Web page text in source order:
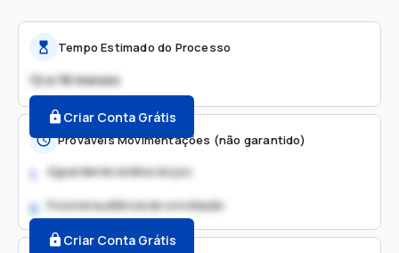
Tempo Estimado do Processo
12 a 18 meses
Criar Conta Grátis
Prováveis Movimentações (não garantido)
1. Aguardando análise do juiz
2. Possível audiência de conciliação
Criar Conta Grátis